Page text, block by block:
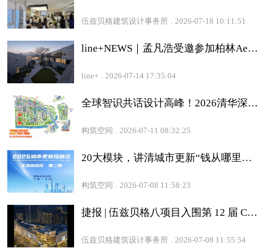
伍兹贝格建筑设计事务所 . 2026-07-18 10:11:51
line+NEWS｜孟凡浩受邀参加柏林Aedes展览，并发表主题演讲
line+ . 2026-07-14 17:35:04
全球智识共话设计高峰！2026清华深圳设计营创论坛报名启动！
构筑空间 . 2026-07-11 08:32:25
20大模块，讲清城市更新“钱从哪里来“｜2026城市更新投融资实战培训·第二期，报名开启！
构筑空间 . 2026-07-08 11:58:23
捷报 | 伍兹贝格八项目入围第 12 届 CREDAWARD 地建师设计大奖
伍兹贝格建筑设计事务所 . 2026-07-08 11:55:54